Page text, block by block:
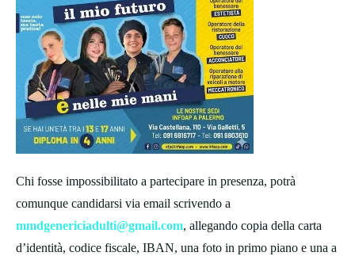
Chi fosse impossibilitato a partecipare in presenza, potrà
comunque candidarsi via email scrivendo a
mmdgenericiadulti@gmail.com, allegando copia della carta
d’identità, codice fiscale, IBAN, una foto in primo piano e una a